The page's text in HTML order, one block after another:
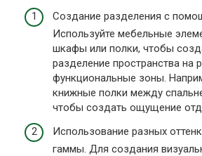
Создание разделения с
Используйте мебельные
шкафы или полки, чтобы
разделение пространства на
функциональные зоны.
книжные полки между
чтобы создать ощущение
Использование разных
гаммы. Для создания